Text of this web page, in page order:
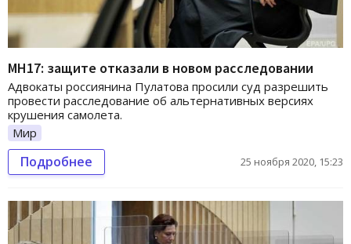
МН17: защите отказали в новом расследовании
Адвокаты россиянина Пулатова просили суд разрешить
провести расследование об альтернативных версиях
крушения самолета.
Мир
Подробнее 25 ноября 2020, 15:23